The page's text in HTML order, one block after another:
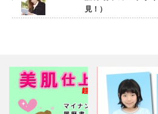
見！）